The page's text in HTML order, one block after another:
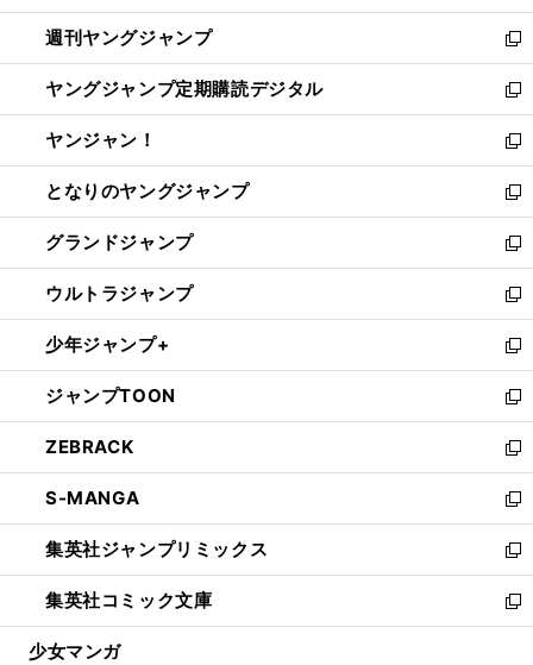
開
く
ウ
で
開
く
ン
ド
ウ
で
開
く
ウ
ィ
ン
ド
ウ
で
開
く
週刊ヤングジャンプ
新
し
い
ウ
ィ
ン
ド
ウ
で
開
く
ヤングジャンプ定期購読デジタル
新
し
い
ウ
ィ
ン
ド
ウ
で
開
く
ヤンジャン！
新
し
い
ウ
ィ
ン
ド
ウ
で
開
く
となりのヤングジャンプ
新
し
い
ウ
ィ
ン
ド
ウ
で
開
く
グランドジャンプ
新
し
い
ウ
ィ
ン
ド
ウ
で
開
く
ウルトラジャンプ
新
し
い
ウ
ィ
ン
ド
ウ
で
開
く
少年ジャンプ+
新
し
い
ウ
ィ
ン
ド
ウ
で
開
く
ジャンプTOON
新
し
い
ウ
ィ
ン
ド
ウ
で
開
ZEBRACK
新
し
い
ウ
ィ
ン
ド
ウ
S-MANGA
新
し
い
ウ
ィ
ン
集英社ジャンプリミックス
新
し
い
ウ
集英社コミック文庫
新
し
少女マンガ